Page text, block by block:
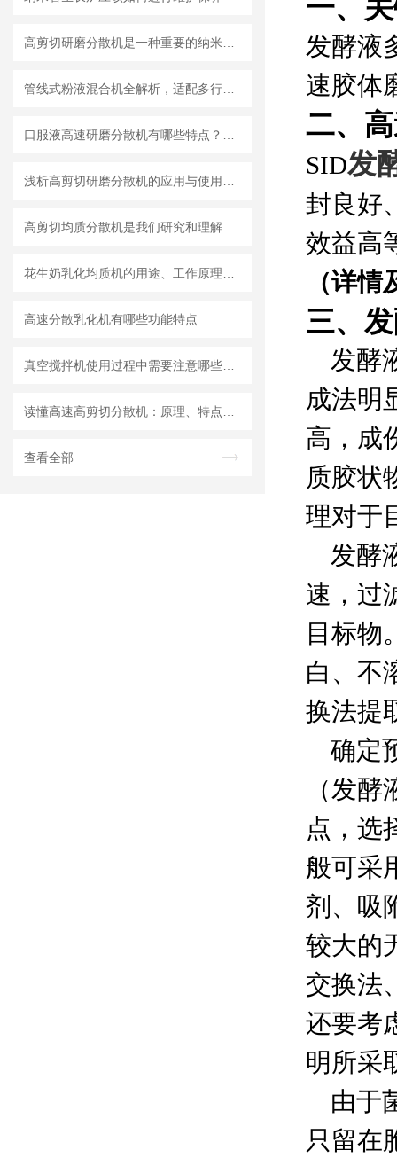
高速分散乳化机有哪些功能特点
查看全部
一、
发酵液
速胶体
二、
SID发
封良好
效益高
（详
三、
发酵
成法明
高，成
质胶状
理对于
发酵
速，过
目标物
白、不
换法提
确定
（发
点，选
般可采
剂、吸
较大的
交换法
还要考
明所采
由于
只留在